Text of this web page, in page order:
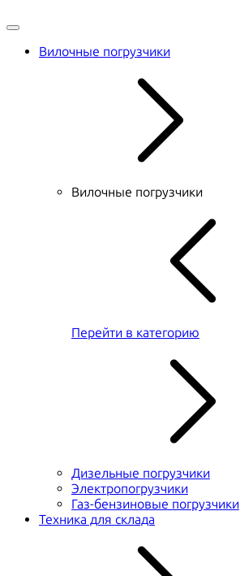
Вилочные погрузчики
Вилочные погрузчики
Перейти в категорию
Дизельные погрузчики
Электропогрузчики
Газ-бензиновые погрузчики
Техника для склада